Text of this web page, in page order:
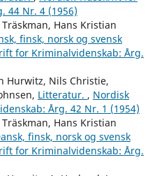
44 Nr. 4 (1956)
Hans Kristian
finsk, norsk og svensk
for Kriminalvidenskab: Årg.
Hurwitz, Nils Christie,
Litteratur. , Nordisk
Årg. 42 Nr. 1 (1954)
Hans Kristian
finsk, norsk og svensk
for Kriminalvidenskab: Årg.